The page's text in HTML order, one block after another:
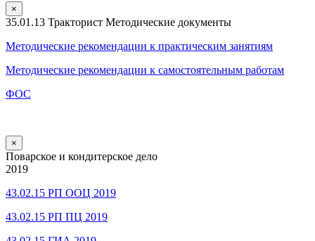
×
35.01.13 Тракторист Методические документы
Методические рекомендации к практическим занятиям
Методические рекомендации к самостоятельным работам
ФОС
×
Поварское и кондитерское дело
2019
43.02.15 РП ООЦ 2019
43.02.15 РП ПЦ 2019